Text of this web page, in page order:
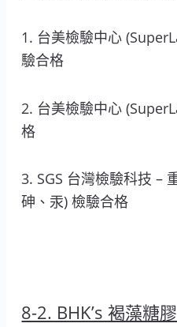
1. 台美檢驗中心
驗合格
2. 台美檢驗中心
格
3. SGS 台灣檢驗科技 –
砷、汞) 檢驗合格
8-2. BHK’s 褐藻糖